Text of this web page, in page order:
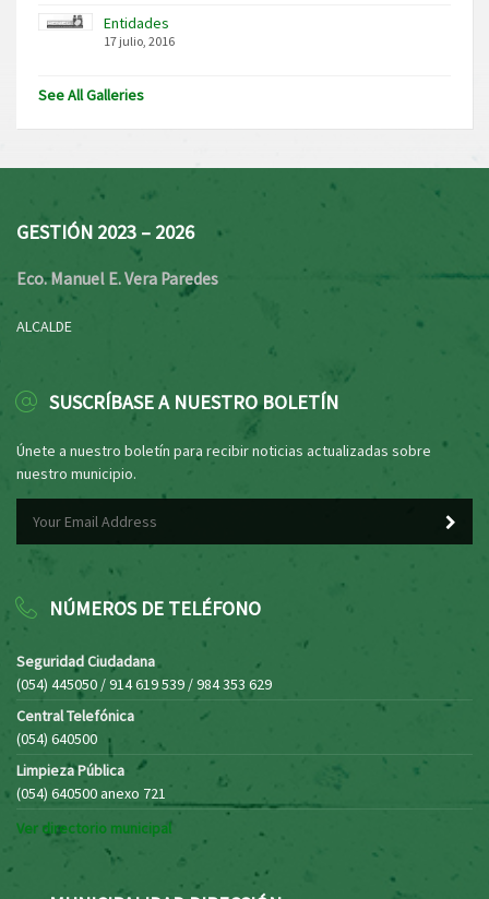
Entidades
17 julio, 2016
See All Galleries
GESTIÓN 2023 – 2026
Eco. Manuel E. Vera Paredes
ALCALDE
SUSCRÍBASE A NUESTRO BOLETÍN
Únete a nuestro boletín para recibir noticias actualizadas sobre
nuestro municipio.
NÚMEROS DE TELÉFONO
Seguridad Ciudadana
(054) 445050 / 914 619 539 / 984 353 629
Central Telefónica
(054) 640500
Limpieza Pública
(054) 640500 anexo 721
Ver directorio municipal